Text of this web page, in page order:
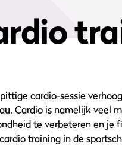
cardio-sessie
Cardio is namelijk veel
te verbeteren en je
training in de